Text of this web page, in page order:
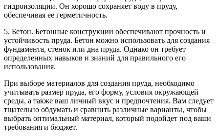
гидроизоляции. Он хорошо сохраняет воду в пруду,
обеспечивая ее герметичность.
5. Бетон. Бетонные конструкции обеспечивают прочность и
устойчивость пруда. Бетон можно использовать для создания
фундамента, стенок или дна пруда. Однако он требует
определенных навыков и знаний для правильного его
использования.
При выборе материалов для создания пруда, необходимо
учитывать размер пруда, его форму, условия окружающей
среды, а также ваш личный вкус и предпочтения. Вам следует
тщательно обдумать и сравнить различные варианты, чтобы
выбрать оптимальный материал, который подойдет под ваши
требования и бюджет.